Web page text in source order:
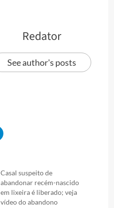
Redator
See author's posts
Casal suspeito de
abandonar recém-nascido
em lixeira é liberado; veja
vídeo do abandono